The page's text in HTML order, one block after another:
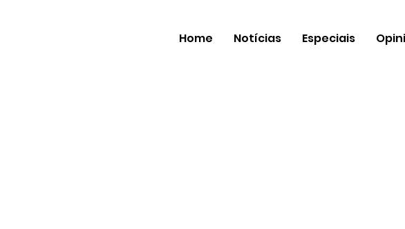
Home Notícias Especiais